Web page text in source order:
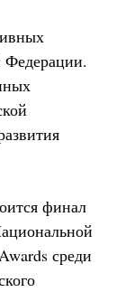
Федерации.
финал
среди